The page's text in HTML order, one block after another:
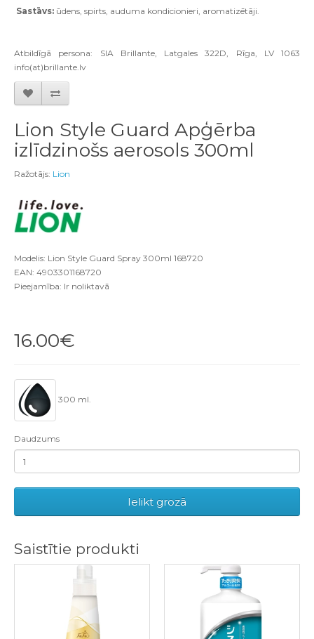
Sastāvs: ūdens, spirts, auduma kondicionieri, aromatizētāji.
Atbildīgā persona: SIA Brillante, Latgales 322D, Rīga, LV 1063
info(at)brillante.lv
Lion Style Guard Apģērba
izlīdzinošs aerosols 300ml
Ražotājs: Lion
Modelis: Lion Style Guard Spray 300ml 168720
EAN: 4903301168720
Pieejamība: Ir noliktavā
16.00€
300 ml.
Daudzums
Ielikt grozā
Saistītie produkti